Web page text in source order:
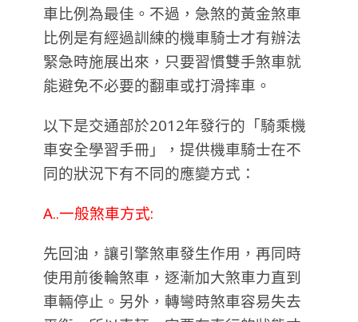
車比例為最佳。不過，急煞的黃金煞車
比例是有經過訓練的機車騎士才有辦法
緊急時施展出來，只要習慣雙手煞車就
能避免不必要的翻車或打滑摔車。
以下是交通部於2012年發行的「騎乘機
車安全學習手冊」，提供機車騎士在不
同的狀況下有不同的應變方式：
A..一般煞車方式:
先回油，讓引擎煞車發生作用，再同時
使用前後輪煞車，逐漸加大煞車力直到
車輛停止。另外，轉彎時煞車容易失去